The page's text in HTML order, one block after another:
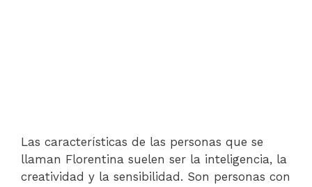
Las características de las personas que se
llaman Florentina suelen ser la inteligencia, la
creatividad y la sensibilidad. Son personas con